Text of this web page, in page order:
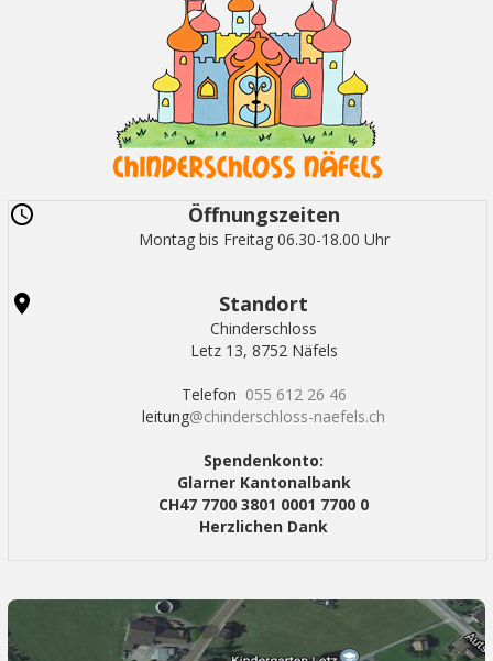
Öffnungszeiten
Montag bis Freitag 06.30-18.00 Uhr
Standort
Chinderschloss
Letz 13, 8752 Näfels
Telefon 055 612 26 46
leitung@chinderschloss-naefels.ch
Spendenkonto:
Glarner Kantonalbank
CH47 7700 3801 0001 7700 0
Herzlichen Dank